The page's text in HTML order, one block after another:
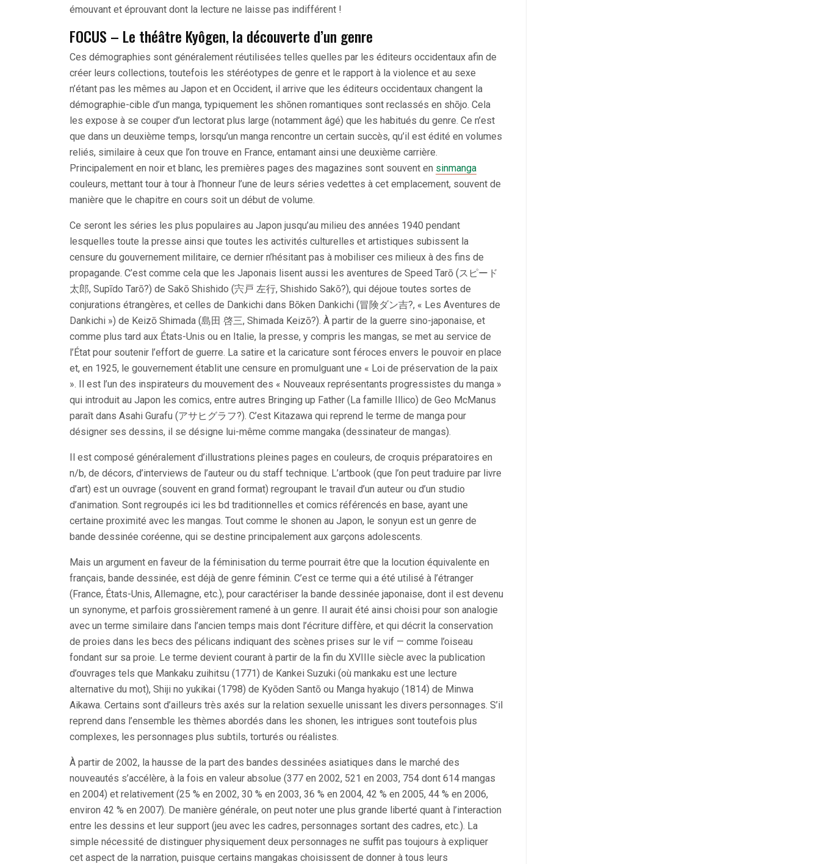
émouvant et éprouvant dont la lecture ne laisse pas indifférent !
FOCUS – Le théâtre Kyôgen, la découverte d’un genre
Ces démographies sont généralement réutilisées telles quelles par les éditeurs occidentaux afin de
créer leurs collections, toutefois les stéréotypes de genre et le rapport à la violence et au sexe
n’étant pas les mêmes au Japon et en Occident, il arrive que les éditeurs occidentaux changent la
démographie-cible d’un manga, typiquement les shōnen romantiques sont reclassés en shōjo. Cela
les expose à se couper d’un lectorat plus large (notamment âgé) que les habitués du genre. Ce n’est
que dans un deuxième temps, lorsqu’un manga rencontre un certain succès, qu’il est édité en volumes
reliés, similaire à ceux que l’on trouve en France, entamant ainsi une deuxième carrière.
Principalement en noir et blanc, les premières pages des magazines sont souvent en sinmanga
couleurs, mettant tour à tour à l’honneur l’une de leurs séries vedettes à cet emplacement, souvent de
manière que le chapitre en cours soit un début de volume.
Ce seront les séries les plus populaires au Japon jusqu’au milieu des années 1940 pendant
lesquelles toute la presse ainsi que toutes les activités culturelles et artistiques subissent la
censure du gouvernement militaire, ce dernier n’hésitant pas à mobiliser ces milieux à des fins de
propagande. C’est comme cela que les Japonais lisent aussi les aventures de Speed Tarō (スピード
太郎, Supīdo Tarō?) de Sakō Shishido (宍戸 左行, Shishido Sakō?), qui déjoue toutes sortes de
conjurations étrangères, et celles de Dankichi dans Bōken Dankichi (冒険ダン吉?, « Les Aventures de
Dankichi ») de Keizō Shimada (島田 啓三, Shimada Keizō?). À partir de la guerre sino-japonaise, et
comme plus tard aux États-Unis ou en Italie, la presse, y compris les mangas, se met au service de
l’État pour soutenir l’effort de guerre. La satire et la caricature sont féroces envers le pouvoir en place
et, en 1925, le gouvernement établit une censure en promulguant une « Loi de préservation de la paix
». Il est l’un des inspirateurs du mouvement des « Nouveaux représentants progressistes du manga »
qui introduit au Japon les comics, entre autres Bringing up Father (La famille Illico) de Geo McManus
paraît dans Asahi Gurafu (アサヒグラフ?). C’est Kitazawa qui reprend le terme de manga pour
désigner ses dessins, il se désigne lui-même comme mangaka (dessinateur de mangas).
Il est composé généralement d’illustrations pleines pages en couleurs, de croquis préparatoires en
n/b, de décors, d’interviews de l’auteur ou du staff technique. L’artbook (que l’on peut traduire par livre
d’art) est un ouvrage (souvent en grand format) regroupant le travail d’un auteur ou d’un studio
d’animation. Sont regroupés ici les bd traditionnelles et comics référencés en base, ayant une
certaine proximité avec les mangas. Tout comme le shonen au Japon, le sonyun est un genre de
bande dessinée coréenne, qui se destine principalement aux garçons adolescents.
Mais un argument en faveur de la féminisation du terme pourrait être que la locution équivalente en
français, bande dessinée, est déjà de genre féminin. C’est ce terme qui a été utilisé à l’étranger
(France, États-Unis, Allemagne, etc.), pour caractériser la bande dessinée japonaise, dont il est devenu
un synonyme, et parfois grossièrement ramené à un genre. Il aurait été ainsi choisi pour son analogie
avec un terme similaire dans l’ancien temps mais dont l’écriture diffère, et qui décrit la conservation
de proies dans les becs des pélicans indiquant des scènes prises sur le vif — comme l’oiseau
fondant sur sa proie. Le terme devient courant à partir de la fin du XVIIIe siècle avec la publication
d’ouvrages tels que Mankaku zuihitsu (1771) de Kankei Suzuki (où mankaku est une lecture
alternative du mot), Shiji no yukikai (1798) de Kyōden Santō ou Manga hyakujo (1814) de Minwa
Aikawa. Certains sont d’ailleurs très axés sur la relation sexuelle unissant les divers personnages. S’il
reprend dans l’ensemble les thèmes abordés dans les shonen, les intrigues sont toutefois plus
complexes, les personnages plus subtils, torturés ou réalistes.
À partir de 2002, la hausse de la part des bandes dessinées asiatiques dans le marché des
nouveautés s’accélère, à la fois en valeur absolue (377 en 2002, 521 en 2003, 754 dont 614 mangas
en 2004) et relativement (25 % en 2002, 30 % en 2003, 36 % en 2004, 42 % en 2005, 44 % en 2006,
environ 42 % en 2007). De manière générale, on peut noter une plus grande liberté quant à l’interaction
entre les dessins et leur support (jeu avec les cadres, personnages sortant des cadres, etc.). La
simple nécessité de distinguer physiquement deux personnages ne suffit pas toujours à expliquer
cet aspect de la narration, puisque certains mangakas choisissent de donner à tous leurs